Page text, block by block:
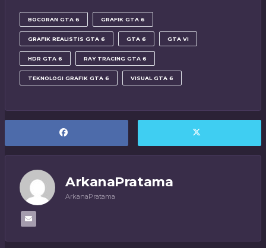
BOCORAN GTA 6 GRAFIK GTA 6
GRAFIK REALISTIS GTA 6 GTA 6 GTA VI
HDR GTA 6 RAY TRACING GTA 6
TEKNOLOGI GRAFIK GTA 6 VISUAL GTA 6
ArkanaPratama
ArkanaPratama